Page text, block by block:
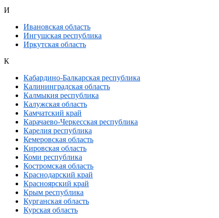
И
Ивановская область
Ингушская республика
Иркутская область
К
Кабардино-Балкарская республика
Калининградская область
Калмыкия республика
Калужская область
Камчатский край
Карачаево-Черкесская республика
Карелия республика
Кемеровская область
Кировская область
Коми республика
Костромская область
Краснодарский край
Красноярский край
Крым республика
Курганская область
Курская область